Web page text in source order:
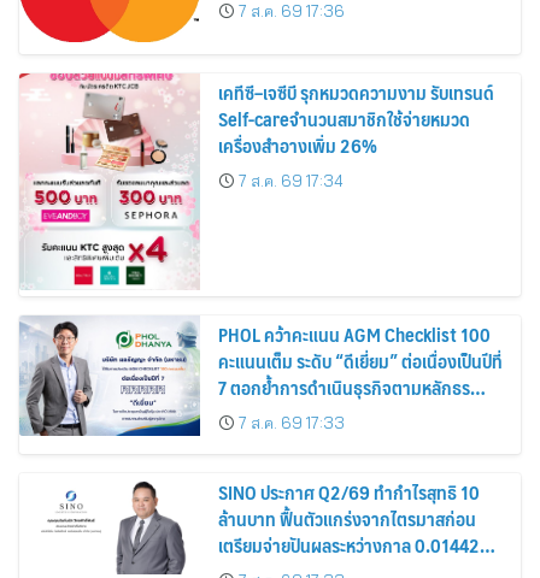
7 ส.ค. 69 17:36
เคทีซี–เจซีบี รุกหมวดความงาม รับเทรนด์
Self-careจำนวนสมาชิกใช้จ่ายหมวด
เครื่องสำอางเพิ่ม 26%
7 ส.ค. 69 17:34
PHOL คว้าคะแนน AGM Checklist 100
คะแนนเต็ม ระดับ “ดีเยี่ยม” ต่อเนื่องเป็นปีที่
7 ตอกย้ำการดำเนินธุรกิจตามหลักธร
รมาภิบาล โปร่งใส สร้างความเชื่อมั่นผู้ถือ
หุ้น
7 ส.ค. 69 17:33
SINO ประกาศ Q2/69 ทำกำไรสุทธิ 10
ล้านบาท ฟื้นตัวแกร่งจากไตรมาสก่อน
เตรียมจ่ายปันผลระหว่างกาล 0.014423
บาทต่อหุ้น ครึ่งปีหลังมุ่งเติบโตต่อเนื่อง